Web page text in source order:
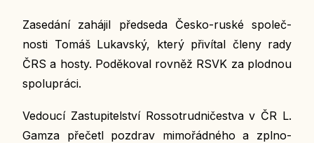
Za­se­dá­ní za­há­jil před­se­da Česko-ruské spo­leč­
nos­ti Tomáš Lu­kav­ský, který při­ví­tal členy rady
ČRS a hosty. Po­dě­ko­val rovněž RSVK za plod­nou
spo­lu­prá­ci.
Ve­dou­cí Za­stu­pi­tel­ství Ros­so­trud­ni­čestva v ČR L.
Gamza pře­če­tl pozdrav mi­mo­řád­né­ho a zpl­no­